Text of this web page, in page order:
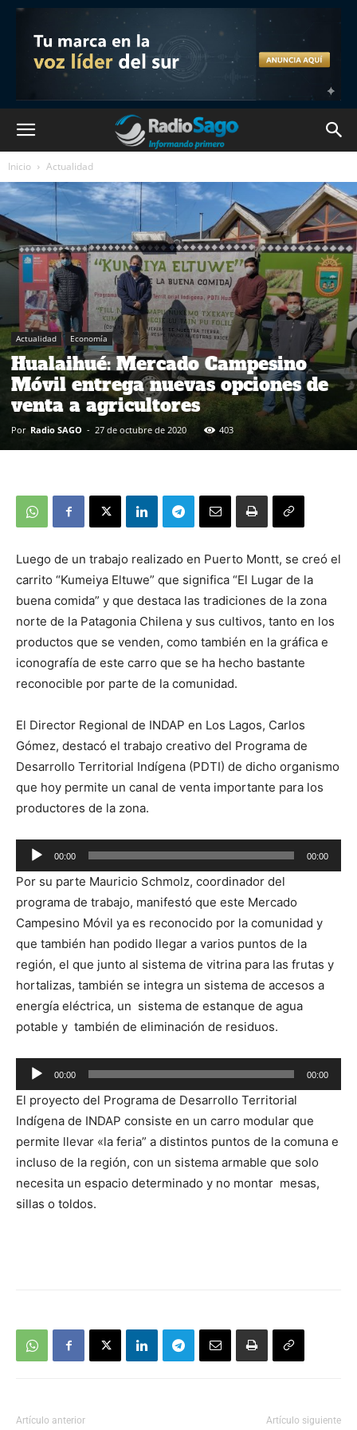
Inicio Actualidad
Actualidad Economía
Hualaihué: Mercado Campesino
Móvil entrega nuevas opciones de
venta a agricultores
Por Radio SAGO - 27 de octubre de 2020 403
Luego de un trabajo realizado en Puerto Montt, se creó el
carrito “Kumeiya Eltuwe” que significa “El Lugar de la
buena comida” y que destaca las tradiciones de la zona
norte de la Patagonia Chilena y sus cultivos, tanto en los
productos que se venden, como también en la gráfica e
iconografía de este carro que se ha hecho bastante
reconocible por parte de la comunidad.
El Director Regional de INDAP en Los Lagos, Carlos
Gómez, destacó el trabajo creativo del Programa de
Desarrollo Territorial Indígena (PDTI) de dicho organismo
que hoy permite un canal de venta importante para los
productores de la zona.
Reproductor
de
audio
00:00 00:00
Por su parte Mauricio Schmolz, coordinador del
programa de trabajo, manifestó que este Mercado
Campesino Móvil ya es reconocido por la comunidad y
que también han podido llegar a varios puntos de la
región, el que junto al sistema de vitrina para las frutas y
hortalizas, también se integra un sistema de accesos a
energía eléctrica, un sistema de estanque de agua
potable y también de eliminación de residuos.
Reproductor
de
audio
00:00 00:00
El proyecto del Programa de Desarrollo Territorial
Indígena de INDAP consiste en un carro modular que
permite llevar «la feria” a distintos puntos de la comuna e
incluso de la región, con un sistema armable que solo
necesita un espacio determinado y no montar mesas,
sillas o toldos.
Artículo anterior Artículo siguiente